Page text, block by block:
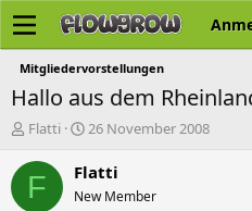
Mitgliedervorstellungen
Hallo aus dem
E
s
Flatti
E
s
e
26 November 2008
F Flatti
New Member